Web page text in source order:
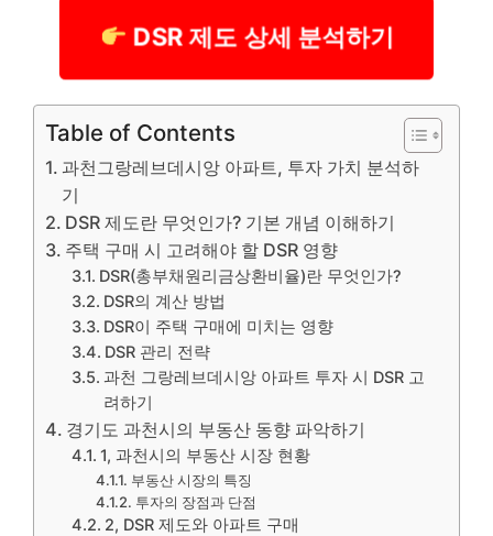
DSR 제도 상세 분석하기
Table of Contents
과천그랑레브데시앙 아파트, 투자 가치 분석하
기
DSR 제도란 무엇인가? 기본 개념 이해하기
주택 구매 시 고려해야 할 DSR 영향
DSR(총부채원리금상환비율)란 무엇인가?
DSR의 계산 방법
DSR이 주택 구매에 미치는 영향
DSR 관리 전략
과천 그랑레브데시앙 아파트 투자 시 DSR 고
려하기
경기도 과천시의 부동산 동향 파악하기
1, 과천시의 부동산 시장 현황
부동산 시장의 특징
투자의 장점과 단점
2, DSR 제도와 아파트 구매